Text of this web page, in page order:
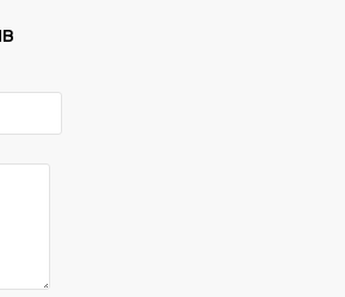
в честь чемпионата мира по
с известными
- вкусы только для Бразилии;
безалкогольных напитков.